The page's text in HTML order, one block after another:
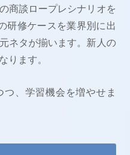
商談ロープレシナリオを
研修ケースを業界別に出
ネタが揃います。新人の
ります。
、学習機会を増やせま